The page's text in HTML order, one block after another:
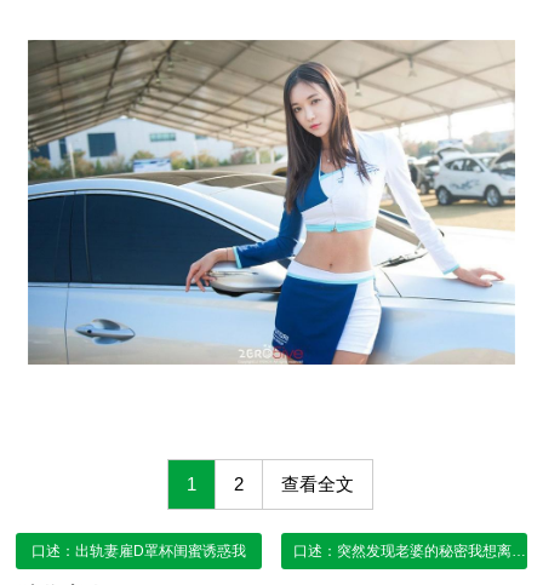
1 2 查看全文
口述：出轨妻雇D罩杯闺蜜诱惑我 口述：突然发现老婆的秘密我想离婚